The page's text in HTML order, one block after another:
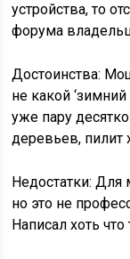
устройства, то
форума
Достоинства:
не какой
уже пару
деревьев, пилит
Недостатки:
но это не
Написал хоть